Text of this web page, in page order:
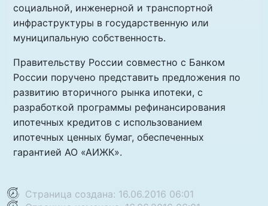
социальной, инженерной и транспортной
инфраструктуры в государственную или
муниципальную собственность.
Правительству России совместно с Банком
России поручено представить предложения по
развитию вторичного рынка ипотеки, с
разработкой программы рефинансирования
ипотечных кредитов с использованием
ипотечных ценных бумаг, обеспеченных
гарантией АО «АИЖК».
Страница создана: 16.06.2016 06:01